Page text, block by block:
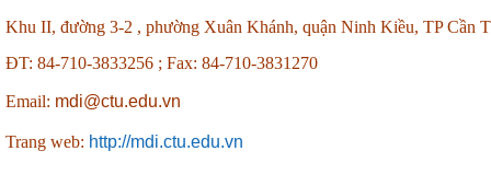
Khu II, đường 3-2 , phường Xuân Khánh, quận Ninh Kiều, TP Cần
ĐT: 84-710-3833256 ; Fax: 84-710-3831270
Email: mdi@ctu.edu.vn
Trang web: http://mdi.ctu.edu.vn